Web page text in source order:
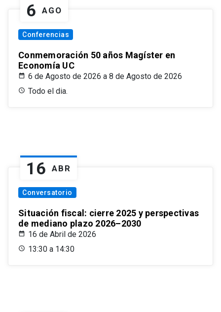
6 AGO
Conferencias
Conmemoración 50 años Magíster en
Economía UC
6 de Agosto de 2026 a 8 de Agosto de 2026
Todo el dia.
16 ABR
Conversatorio
Situación fiscal: cierre 2025 y perspectivas
de mediano plazo 2026–2030
16 de Abril de 2026
13:30 a 14:30